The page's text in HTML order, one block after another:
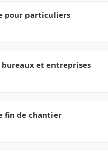
pour particuliers
et entreprises
fin de chantier